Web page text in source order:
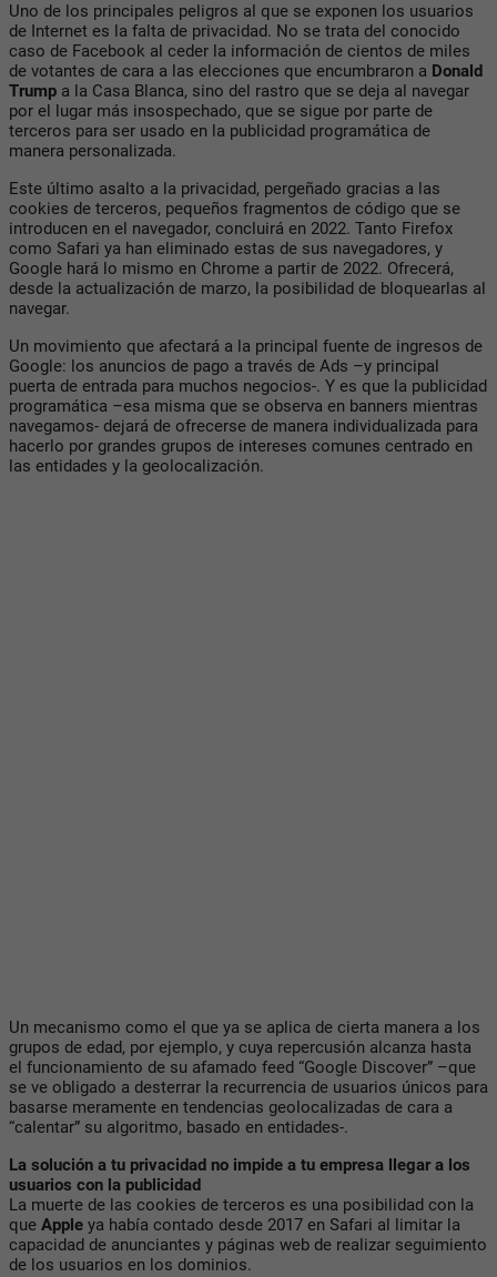
Uno de los principales peligros al que se exponen los usuarios
de Internet es la falta de privacidad. No se trata del conocido
caso de Facebook al ceder la información de cientos de miles
de votantes de cara a las elecciones que encumbraron a Donald
Trump a la Casa Blanca, sino del rastro que se deja al navegar
por el lugar más insospechado, que se sigue por parte de
terceros para ser usado en la publicidad programática de
manera personalizada.
Este último asalto a la privacidad, pergeñado gracias a las
cookies de terceros, pequeños fragmentos de código que se
introducen en el navegador, concluirá en 2022. Tanto Firefox
como Safari ya han eliminado estas de sus navegadores, y
Google hará lo mismo en Chrome a partir de 2022. Ofrecerá,
desde la actualización de marzo, la posibilidad de bloquearlas al
navegar.
Un movimiento que afectará a la principal fuente de ingresos de
Google: los anuncios de pago a través de Ads –y principal
puerta de entrada para muchos negocios-. Y es que la publicidad
programática –esa misma que se observa en banners mientras
navegamos- dejará de ofrecerse de manera individualizada para
hacerlo por grandes grupos de intereses comunes centrado en
las entidades y la geolocalización.
Un mecanismo como el que ya se aplica de cierta manera a los
grupos de edad, por ejemplo, y cuya repercusión alcanza hasta
el funcionamiento de su afamado feed “Google Discover” –que
se ve obligado a desterrar la recurrencia de usuarios únicos para
basarse meramente en tendencias geolocalizadas de cara a
“calentar” su algoritmo, basado en entidades-.
La solución a tu privacidad no impide a tu empresa llegar a los
usuarios con la publicidad
La muerte de las cookies de terceros es una posibilidad con la
que Apple ya había contado desde 2017 en Safari al limitar la
capacidad de anunciantes y páginas web de realizar seguimiento
de los usuarios en los dominios.